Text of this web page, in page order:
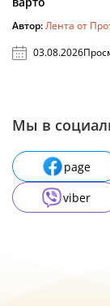
Автор:Лента от
03.08.2026
Мы в
page
viber